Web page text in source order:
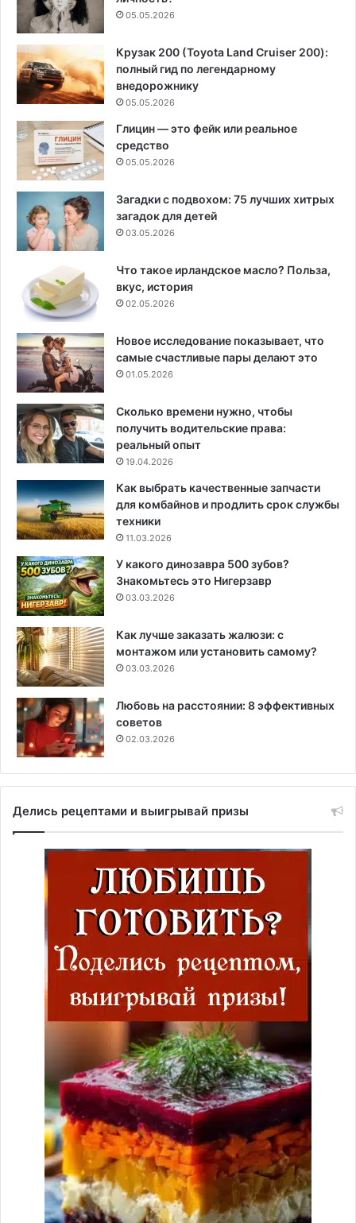
05.05.2026
Крузак 200 (Toyota Land Cruiser 200):
полный гид по легендарному
внедорожнику
05.05.2026
Глицин — это фейк или реальное
средство
05.05.2026
Загадки с подвохом: 75 лучших хитрых
загадок для детей
03.05.2026
Что такое ирландское масло? Польза,
вкус, история
02.05.2026
Новое исследование показывает, что
самые счастливые пары делают это
01.05.2026
Сколько времени нужно, чтобы
получить водительские права:
реальный опыт
19.04.2026
Как выбрать качественные запчасти
для комбайнов и продлить срок службы
техники
11.03.2026
У какого динозавра 500 зубов?
Знакомьтесь это Нигерзавр
03.03.2026
Как лучше заказать жалюзи: с
монтажом или установить самому?
03.03.2026
Любовь на расстоянии: 8 эффективных
советов
02.03.2026
Делись рецептами и выигрывай призы